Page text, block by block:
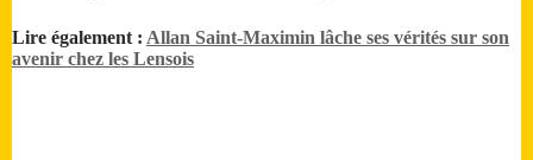
Lire également : Allan Saint-Maximin lâche ses vérités sur son
avenir chez les Lensois